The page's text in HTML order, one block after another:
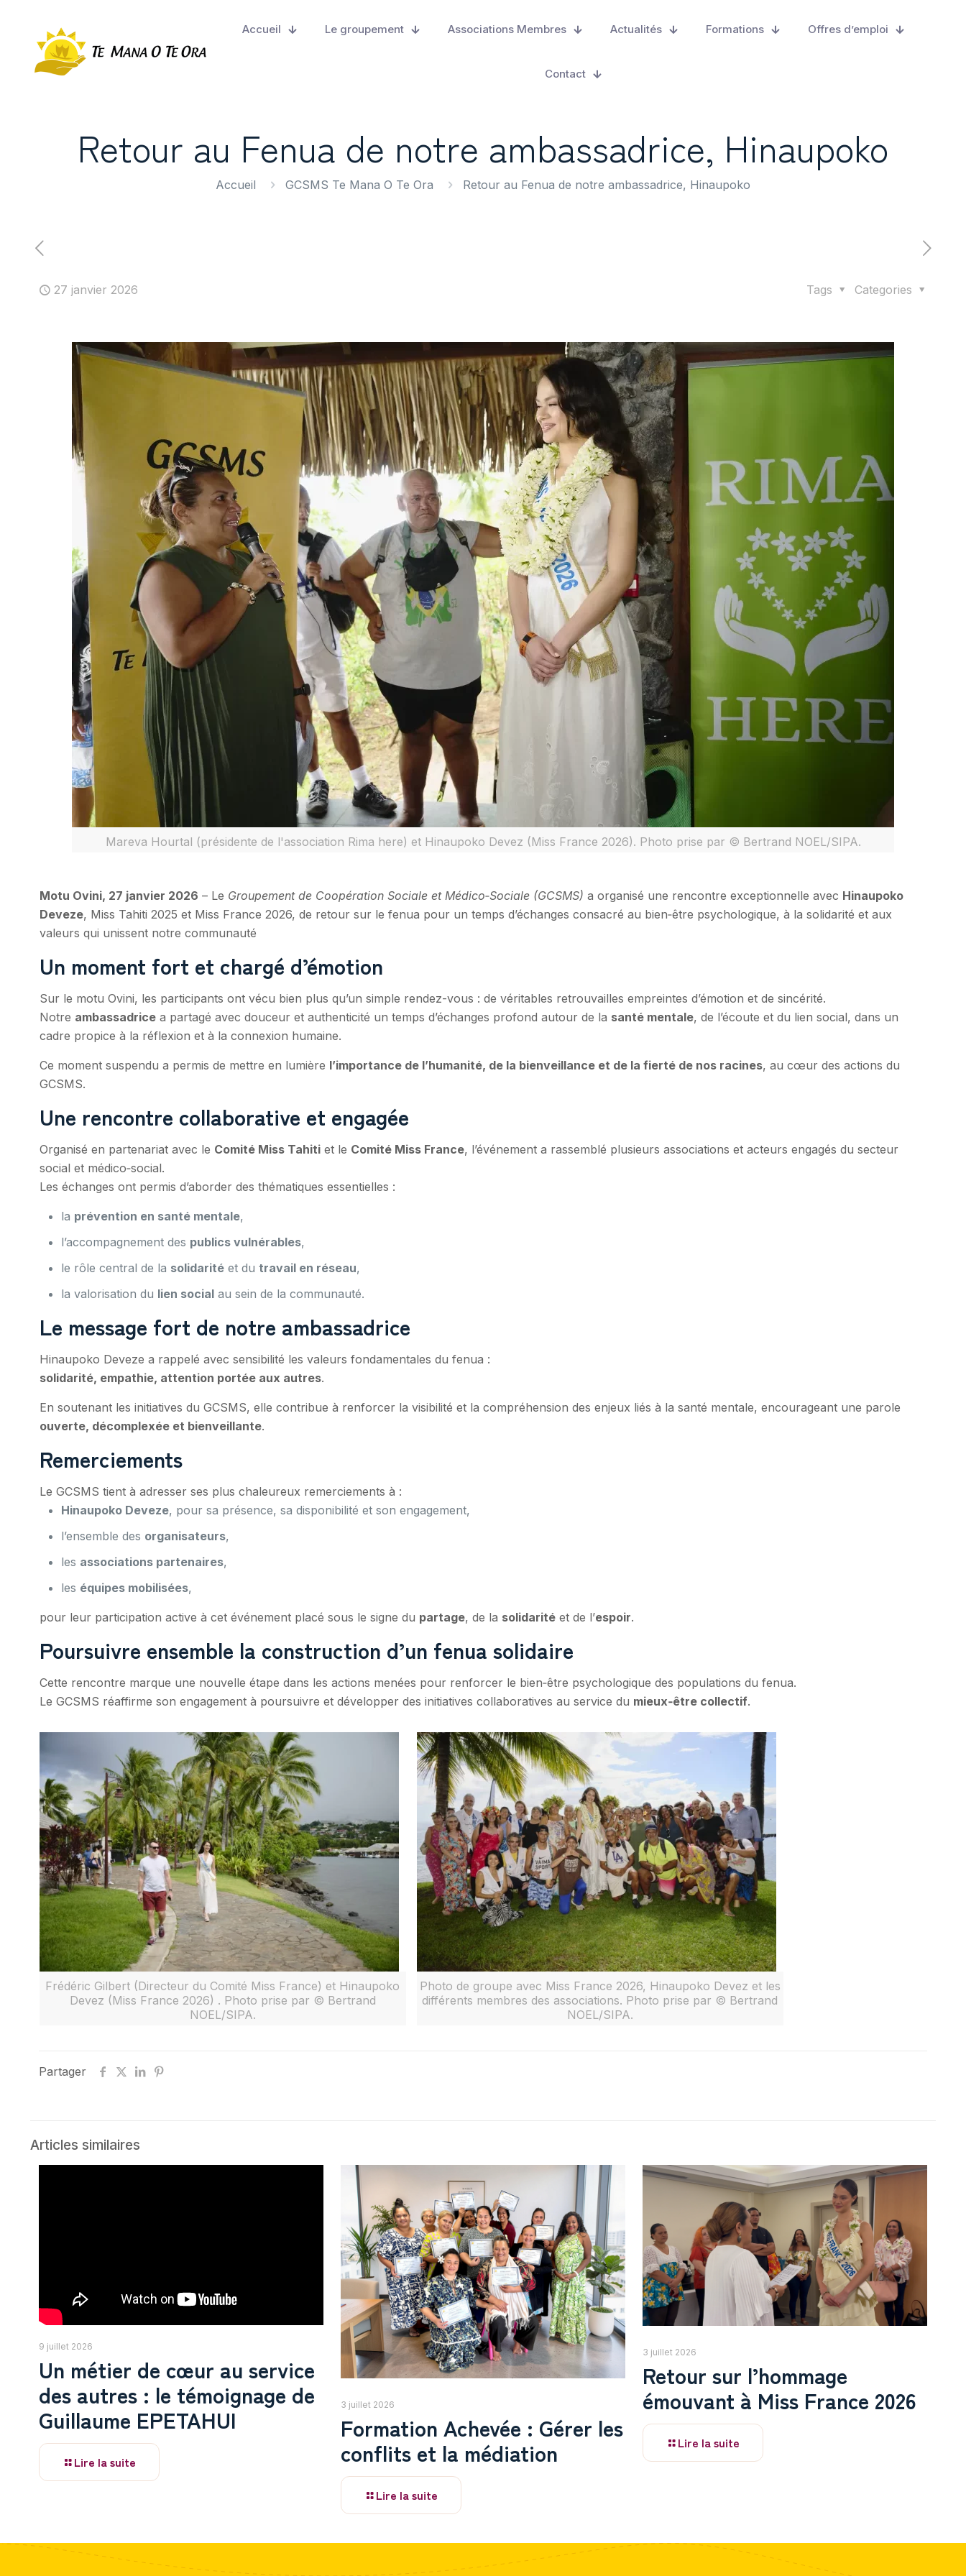
Accueil Le groupement Associations Membres Actualités Formations Offres d’emploi
Contact
Retour au Fenua de notre ambassadrice, Hinaupoko
Accueil GCSMS Te Mana O Te Ora Retour au Fenua de notre ambassadrice, Hinaupoko
27 janvier 2026 Categories
Tags
Mareva Hourtal (présidente de l'association Rima here) et Hinaupoko Devez (Miss France 2026). Photo prise par © Bertrand NOEL/SIPA.
Motu Ovini, 27 janvier 2026 – Le Groupement de Coopération Sociale et Médico‑Sociale (GCSMS) a organisé une rencontre exceptionnelle avec Hinaupoko
Deveze, Miss Tahiti 2025 et Miss France 2026, de retour sur le fenua pour un temps d’échanges consacré au bien‑être psychologique, à la solidarité et aux
valeurs qui unissent notre communauté
Un moment fort et chargé d’émotion
Sur le motu Ovini, les participants ont vécu bien plus qu’un simple rendez-vous : de véritables retrouvailles empreintes d’émotion et de sincérité.
Notre ambassadricea partagé avec douceur et authenticité un temps d’échanges profond autour de la santé mentale, de l’écoute et du lien social, dans un
cadre propice à la réflexion et à la connexion humaine.
Ce moment suspendu a permis de mettre en lumière l’importance de l’humanité, de la bienveillance et de la fierté de nos racines, au cœur des actions du
GCSMS.
Une rencontre collaborative et engagée
Organisé en partenariat avec le Comité Miss Tahitiet le Comité Miss France, l’événement a rassemblé plusieurs associations et acteurs engagés du secteur
social et médico‑social.
Les échanges ont permis d’aborder des thématiques essentielles :
la prévention en santé mentale,
l’accompagnement des publics vulnérables,
le rôle central de la solidaritéet du travail en réseau,
la valorisation du lien socialau sein de la communauté.
Le message fort de notre ambassadrice
Hinaupoko Deveze a rappelé avec sensibilité les valeurs fondamentales du fenua :
solidarité, empathie, attention portée aux autres.
En soutenant les initiatives du GCSMS, elle contribue à renforcer la visibilité et la compréhension des enjeux liés à la santé mentale, encourageant une parole
ouverte, décomplexée et bienveillante.
Remerciements
Le GCSMS tient à adresser ses plus chaleureux remerciements à :
Hinaupoko Deveze, pour sa présence, sa disponibilité et son engagement,
l’ensemble des organisateurs,
les associations partenaires,
les équipes mobilisées,
pour leur participation active à cet événement placé sous le signe du partage, de la solidaritéet de l’espoir.
Poursuivre ensemble la construction d’un fenua solidaire
Cette rencontre marque une nouvelle étape dans les actions menées pour renforcer le bien‑être psychologique des populations du fenua.
Le GCSMS réaffirme son engagement à poursuivre et développer des initiatives collaboratives au service du mieux‑être collectif.
Frédéric Gilbert (Directeur du Comité Miss France) et Hinaupoko
Devez (Miss France 2026) . Photo prise par © Bertrand
NOEL/SIPA.
Photo de groupe avec Miss France 2026, Hinaupoko Devez et les
différents membres des associations. Photo prise par © Bertrand
NOEL/SIPA.
Partager
Articles similaires
9 juillet 2026
Un métier de cœur au service
des autres : le témoignage de
Guillaume EPETAHUI
Lire la suite
3 juillet 2026
Formation Achevée : Gérer les
conflits et la médiation
Lire la suite
3 juillet 2026
Retour sur l’hommage
émouvant à Miss France 2026
Lire la suite